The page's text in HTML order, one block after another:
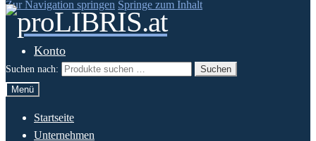
Zur Navigation springen Springe zum Inhalt
Konto
Suchen nach:
Suchen
Menü
Startseite
Unternehmen